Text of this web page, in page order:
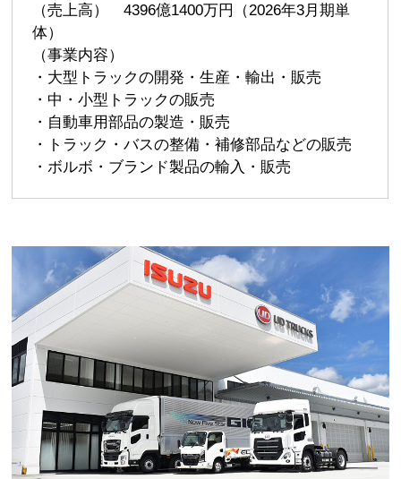
（売上高） 4396億1400万円（2026年3月期単
体）
（事業内容）
・大型トラックの開発・生産・輸出・販売
・中・小型トラックの販売
・自動車用部品の製造・販売
・トラック・バスの整備・補修部品などの販売
・ボルボ・ブランド製品の輸入・販売